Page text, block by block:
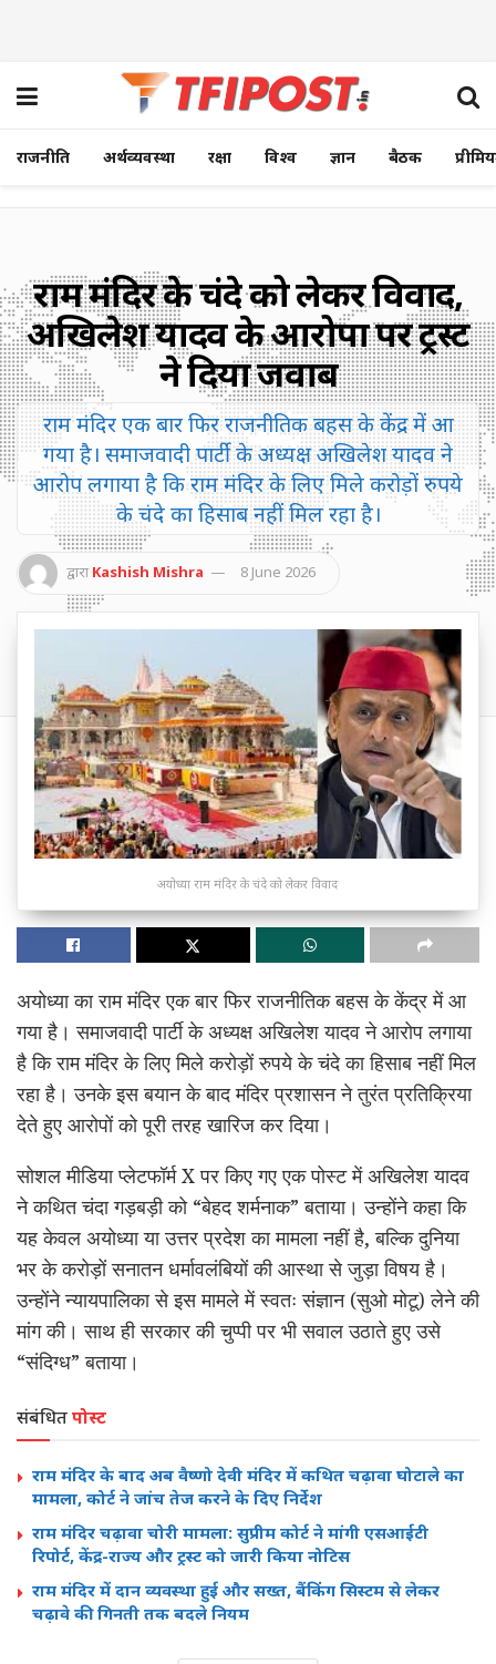
राजनीति अर्थव्यवस्था रक्षा विश्व ज्ञान बैठक
राम मंदिर के चंदे को लेकर विवाद,
अखिलेश यादव के आरोपों पर ट्रस्ट
ने दिया जवाब
राम मंदिर एक बार फिर राजनीतिक बहस के केंद्र में आ
गया है। समाजवादी पार्टी के अध्यक्ष अखिलेश यादव ने
आरोप लगाया है कि राम मंदिर के लिए मिले करोड़ों रुपये
के चंदे का हिसाब नहीं मिल रहा है।
द्वारा Kashish Mishra 8 June 2026
अयोध्या राम मंदिर के चंदे को लेकर विवाद
अयोध्या का राम मंदिर एक बार फिर राजनीतिक बहस के केंद्र में आ
गया है। समाजवादी पार्टी के अध्यक्ष अखिलेश यादव ने आरोप लगाया
है कि राम मंदिर के लिए मिले करोड़ों रुपये के चंदे का हिसाब नहीं मिल
रहा है। उनके इस बयान के बाद मंदिर प्रशासन ने तुरंत प्रतिक्रिया
देते हुए आरोपों को पूरी तरह खारिज कर दिया।
सोशल मीडिया प्लेटफॉर्म X पर किए गए एक पोस्ट में अखिलेश यादव
ने कथित चंदा गड़बड़ी को “बेहद शर्मनाक” बताया। उन्होंने कहा कि
यह केवल अयोध्या या उत्तर प्रदेश का मामला नहीं है, बल्कि दुनिया
भर के करोड़ों सनातन धर्मावलंबियों की आस्था से जुड़ा विषय है।
उन्होंने न्यायपालिका से इस मामले में स्वतः संज्ञान (सुओ मोटू) लेने की
मांग की। साथ ही सरकार की चुप्पी पर भी सवाल उठाते हुए उसे
“संदिग्ध” बताया।
संबंधितपोस्ट
राम मंदिर के बाद अब वैष्णो देवी मंदिर में कथित चढ़ावा घोटाले का
मामला, कोर्ट ने जांच तेज करने के दिए निर्देश
राम मंदिर चढ़ावा चोरी मामला: सुप्रीम कोर्ट ने मांगी एसआईटी
रिपोर्ट, केंद्र-राज्य और ट्रस्ट को जारी किया नोटिस
राम मंदिर में दान व्यवस्था हुई और सख्त, बैंकिंग सिस्टम से लेकर
चढ़ावे की गिनती तक बदले नियम